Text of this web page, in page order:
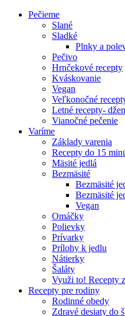
Pečieme
Slané
Sladké
Plnky a
Pečivo
Hrnčekové recepty
Kváskovanie
Vegan
Veľkonočné
Letné recepty-
Vianočné pečenie
Varíme
Základy varenia
Recepty do 15
Mäsité jedlá
Bezmäsité
Bezmäsité
Bezmäsité
Vegan
Omáčky
Polievky
Prívarky
Prílohy k jedlu
Nátierky
Šaláty
Využi to! Recepty
Recepty pre rodiny
Rodinné obedy
Zdravé desiaty do